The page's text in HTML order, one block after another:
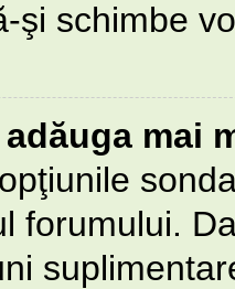
şi schimbe
mai
forumului.